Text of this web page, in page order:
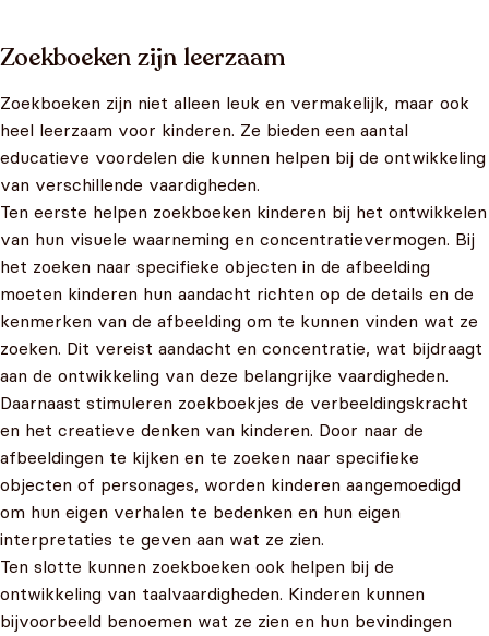
Zoekboeken zijn leerzaam
Zoekboeken zijn niet alleen leuk en vermakelijk, maar ook
heel leerzaam voor kinderen. Ze bieden een aantal
educatieve voordelen die kunnen helpen bij de ontwikkeling
van verschillende vaardigheden.
Ten eerste helpen zoekboeken kinderen bij het ontwikkelen
van hun visuele waarneming en concentratievermogen. Bij
het zoeken naar specifieke objecten in de afbeelding
moeten kinderen hun aandacht richten op de details en de
kenmerken van de afbeelding om te kunnen vinden wat ze
zoeken. Dit vereist aandacht en concentratie, wat bijdraagt
aan de ontwikkeling van deze belangrijke vaardigheden.
Daarnaast stimuleren zoekboekjes de verbeeldingskracht
en het creatieve denken van kinderen. Door naar de
afbeeldingen te kijken en te zoeken naar specifieke
objecten of personages, worden kinderen aangemoedigd
om hun eigen verhalen te bedenken en hun eigen
interpretaties te geven aan wat ze zien.
Ten slotte kunnen zoekboeken ook helpen bij de
ontwikkeling van taalvaardigheden. Kinderen kunnen
bijvoorbeeld benoemen wat ze zien en hun bevindingen